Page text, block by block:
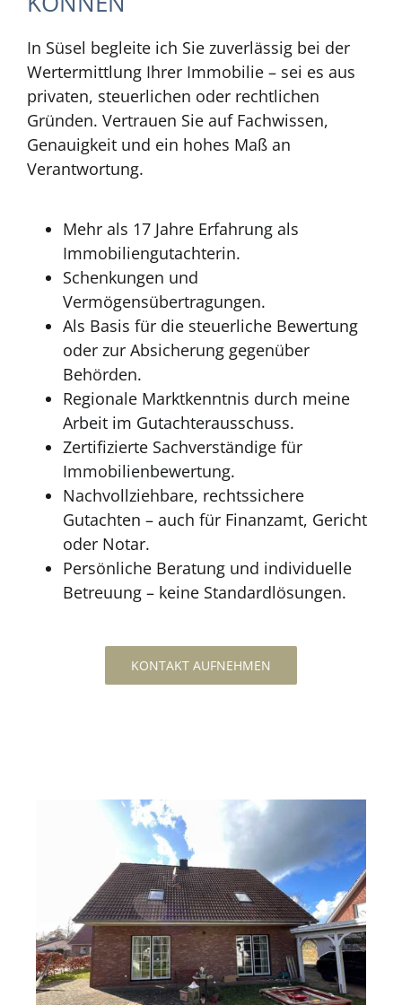
In Süsel begleite ich Sie zuverlässig bei der
Wertermittlung Ihrer Immobilie – sei es aus
privaten, steuerlichen oder rechtlichen
Gründen. Vertrauen Sie auf Fachwissen,
Genauigkeit und ein hohes Maß an
Verantwortung.
Mehr als 17 Jahre Erfahrung als
Immobiliengutachterin.
Schenkungen und
Vermögensübertragungen.
Als Basis für die steuerliche Bewertung
oder zur Absicherung gegenüber
Behörden.
Regionale Marktkenntnis durch meine
Arbeit im Gutachterausschuss.
Zertifizierte Sachverständige für
Immobilienbewertung.
Nachvollziehbare, rechtssichere
Gutachten – auch für Finanzamt, Gericht
oder Notar.
Persönliche Beratung und individuelle
Betreuung – keine Standardlösungen.
KONTAKT AUFNEHMEN